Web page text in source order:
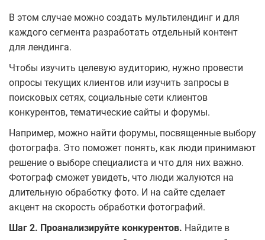
В этом случае можно создать мультилендинг и для
каждого сегмента разработать отдельный контент
для лендинга.
Чтобы изучить целевую аудиторию, нужно провести
опросы текущих клиентов или изучить запросы в
поисковых сетях, социальные сети клиентов
конкурентов, тематические сайты и форумы.
Например, можно найти форумы, посвященные выбору
фотографа. Это поможет понять, как люди принимают
решение о выборе специалиста и что для них важно.
Фотограф сможет увидеть, что люди жалуются на
длительную обработку фото. И на сайте сделает
акцент на скорость обработки фотографий.
Шаг 2. Проанализируйте конкурентов. Найдите в